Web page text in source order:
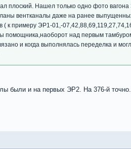
плоский. Нашел только одно фото
вентканалы даже на ранее
к примеру ЭР1-01,-
помощника,наоборот над первым
и когда выполнялась переделка и
были и на первых ЭР2. На 376-й точно.